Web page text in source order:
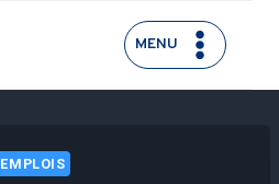
MENU
EMPLOIS